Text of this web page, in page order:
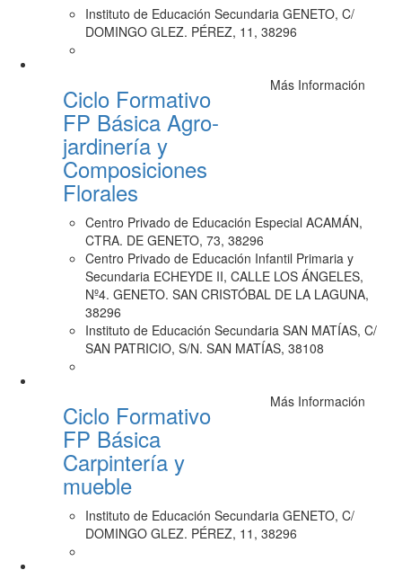
Instituto de Educación Secundaria GENETO, C/
DOMINGO GLEZ. PÉREZ, 11, 38296
Ciclo Formativo
FP Básica Agro-
jardinería y
Composiciones
Florales
Más Información
Centro Privado de Educación Especial ACAMÁN,
CTRA. DE GENETO, 73, 38296
Centro Privado de Educación Infantil Primaria y
Secundaria ECHEYDE II, CALLE LOS ÁNGELES,
Nº4. GENETO. SAN CRISTÓBAL DE LA LAGUNA,
38296
Instituto de Educación Secundaria SAN MATÍAS, C/
SAN PATRICIO, S/N. SAN MATÍAS, 38108
Ciclo Formativo
FP Básica
Carpintería y
mueble
Más Información
Instituto de Educación Secundaria GENETO, C/
DOMINGO GLEZ. PÉREZ, 11, 38296